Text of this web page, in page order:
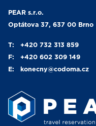
PEAR s.r.o.
Optátova 37, 637 00 Brno
T:
+420 732 313 859
F:
+420 602 309 149
E:
konecny@codoma.cz